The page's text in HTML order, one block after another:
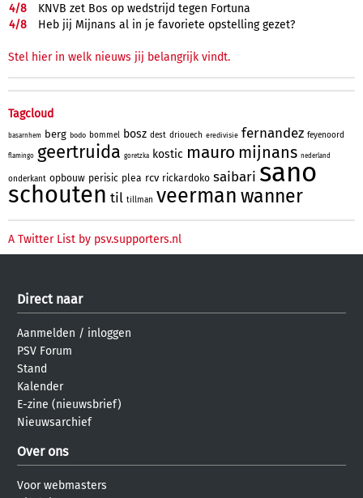
4/8
KNVB zet Bos op wedstrijd tegen Fortuna
4/8 Heb jij Mijnans al in je favoriete opstelling gezet?
Stel hier in welk nieuws jij belangrijk vindt.
Tagcloud
basarnhem berg bodo bommel bosz dest driouech eredivisie fernandez feyenoord
flamingo geertruida goretzka kostic mauro mijnans nederland
onderkant opbouw perisic plea rcv rickardoko saibari sano
schouten til tillman veerman wanner
A Twitter List by psv.supporters.nl
Direct naar
Aanmelden / inloggen
PSV Forum
Stand
Kalender
E-zine (nieuwsbrief)
Nieuwsarchief
Over ons
Voor webmasters